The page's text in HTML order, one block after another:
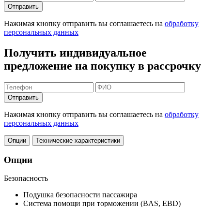
Отправить
Нажимая кнопку отправить вы соглашаетесь на обработку
персональных данных
Получить индивидуальное
предложение на покупку в рассрочку
Отправить
Нажимая кнопку отправить вы соглашаетесь на обработку
персональных данных
Опции Технические характеристики
Опции
Безопасность
Подушка безопасности пассажира
Система помощи при торможении (BAS, EBD)